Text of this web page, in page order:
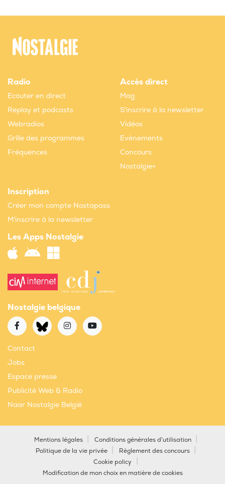
Radio
Ecouter en direct
Replay et podcasts
Webradios
Grille des programmes
Fréquences
Accès direct
Mag
S'inscrire à la newsletter
Vidéos
Evènements
Concours
Nostalgie+
Inscription
Créer mon compte Nostapass
M'inscrire à la newsletter
Les Apps Nostalgie
Nostalgie belgique
Contact
Jobs
Espace presse
Publicité Web & Radio
Naar Nostalgie België
Mentions légales
Conditions générales d'utilisation
Politique de la vie privée
Règlement des concours
Cookie policy
Modification de mon choix en matière de cookies